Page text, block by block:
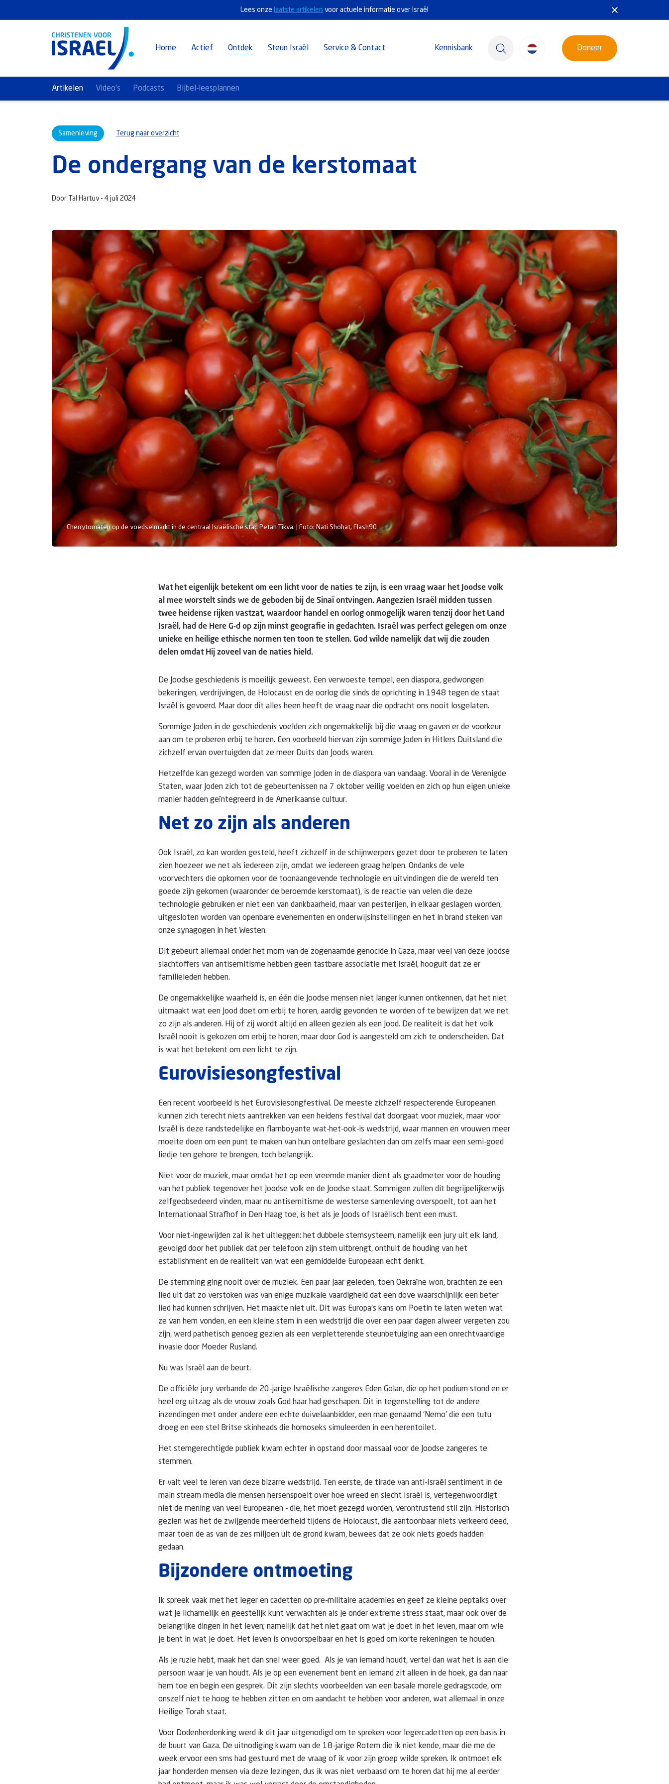
Lees onze laatste artikelen voor actuele informatie over Israël
Home Actief Ontdek Steun Israël Service & Contact Kennisbank Doneer
Artikelen Video's Podcasts Bijbel-leesplannen
Samenleving Terug naar overzicht
De ondergang van de kerstomaat
Door Tal Hartuv - 4 juli 2024
Cherrytomaten op de voedselmarkt in de centraal Israëlische stad Petah Tikva. | Foto: Nati Shohat, Flash90
Wat het eigenlijk betekent om een licht voor de naties te zijn, is een vraag waar het Joodse volk
al mee worstelt sinds we de geboden bij de Sinaï ontvingen. Aangezien Israël midden tussen
twee heidense rijken vastzat, waardoor handel en oorlog onmogelijk waren tenzij door het Land
Israël, had de Here G-d op zijn minst geografie in gedachten. Israël was perfect gelegen om onze
unieke en heilige ethische normen ten toon te stellen. God wilde namelijk dat wij die zouden
delen omdat Hij zoveel van de naties hield.
De Joodse geschiedenis is moeilijk geweest. Een verwoeste tempel, een diaspora, gedwongen
bekeringen, verdrijvingen, de Holocaust en de oorlog die sinds de oprichting in 1948 tegen de staat
Israël is gevoerd. Maar door dit alles heen heeft de vraag naar die opdracht ons nooit losgelaten.
Sommige Joden in de geschiedenis voelden zich ongemakkelijk bij die vraag en gaven er de voorkeur
aan om te proberen erbij te horen. Een voorbeeld hiervan zijn sommige Joden in Hitlers Duitsland die
zichzelf ervan overtuigden dat ze meer Duits dan Joods waren.
Hetzelfde kan gezegd worden van sommige Joden in de diaspora van vandaag. Vooral in de Verenigde
Staten, waar Joden zich tot de gebeurtenissen na 7 oktober veilig voelden en zich op hun eigen unieke
manier hadden geïntegreerd in de Amerikaanse cultuur.
Net zo zijn als anderen
Ook Israël, zo kan worden gesteld, heeft zichzelf in de schijnwerpers gezet door te proberen te laten
zien hoezeer we net als iedereen zijn, omdat we iedereen graag helpen. Ondanks de vele
voorvechters die opkomen voor de toonaangevende technologie en uitvindingen die de wereld ten
goede zijn gekomen (waaronder de beroemde kerstomaat), is de reactie van velen die deze
technologie gebruiken er niet een van dankbaarheid, maar van pesterijen, in elkaar geslagen worden,
uitgesloten worden van openbare evenementen en onderwijsinstellingen en het in brand steken van
onze synagogen in het Westen.
Dit gebeurt allemaal onder het mom van de zogenaamde genocide in Gaza, maar veel van deze Joodse
slachtoffers van antisemitisme hebben geen tastbare associatie met Israël, hooguit dat ze er
familieleden hebben.
De ongemakkelijke waarheid is, en één die Joodse mensen niet langer kunnen ontkennen, dat het niet
uitmaakt wat een Jood doet om erbij te horen, aardig gevonden te worden of te bewijzen dat we net
zo zijn als anderen. Hij of zij wordt altijd en alleen gezien als een Jood. De realiteit is dat het volk
Israël nooit is gekozen om erbij te horen, maar door God is aangesteld om zich te onderscheiden. Dat
is wat het betekent om een licht te zijn.
Eurovisiesongfestival
Een recent voorbeeld is het Eurovisiesongfestival. De meeste zichzelf respecterende Europeanen
kunnen zich terecht niets aantrekken van een heidens festival dat doorgaat voor muziek, maar voor
Israël is deze randstedelijke en flamboyante wat-het-ook-is wedstrijd, waar mannen en vrouwen meer
moeite doen om een punt te maken van hun ontelbare geslachten dan om zelfs maar een semi-goed
liedje ten gehore te brengen, toch belangrijk.
Niet voor de muziek, maar omdat het op een vreemde manier dient als graadmeter voor de houding
van het publiek tegenover het Joodse volk en de Joodse staat. Sommigen zullen dit begrijpelijkerwijs
zelfgeobsedeerd vinden, maar nu antisemitisme de westerse samenleving overspoelt, tot aan het
Internationaal Strafhof in Den Haag toe, is het als je Joods of Israëlisch bent een must.
Voor niet-ingewijden zal ik het uitleggen: het dubbele stemsysteem, namelijk een jury uit elk land,
gevolgd door het publiek dat per telefoon zijn stem uitbrengt, onthult de houding van het
establishment en de realiteit van wat een gemiddelde Europeaan echt denkt.
De stemming ging nooit over de muziek. Een paar jaar geleden, toen Oekraïne won, brachten ze een
lied uit dat zo verstoken was van enige muzikale vaardigheid dat een dove waarschijnlijk een beter
lied had kunnen schrijven. Het maakte niet uit. Dit was Europa's kans om Poetin te laten weten wat
ze van hem vonden, en een kleine stem in een wedstrijd die over een paar dagen alweer vergeten zou
zijn, werd pathetisch genoeg gezien als een verpletterende steunbetuiging aan een onrechtvaardige
invasie door Moeder Rusland.
Nu was Israël aan de beurt.
De officiële jury verbande de 20-jarige Israëlische zangeres Eden Golan, die op het podium stond en er
heel erg uitzag als de vrouw zoals God haar had geschapen. Dit in tegenstelling tot de andere
inzendingen met onder andere een echte duivelaanbidder, een man genaamd ‘Nemo’ die een tutu
droeg en een stel Britse skinheads die homoseks simuleerden in een herentoilet.
Het stemgerechtigde publiek kwam echter in opstand door massaal voor de Joodse zangeres te
stemmen.
Er valt veel te leren van deze bizarre wedstrijd. Ten eerste, de tirade van anti-Israël sentiment in de
main stream media die mensen hersenspoelt over hoe wreed en slecht Israël is, vertegenwoordigt
niet de mening van veel Europeanen - die, het moet gezegd worden, verontrustend stil zijn. Historisch
gezien was het de zwijgende meerderheid tijdens de Holocaust, die aantoonbaar niets verkeerd deed,
maar toen de as van de zes miljoen uit de grond kwam, bewees dat ze ook niets goeds hadden
gedaan.
Bijzondere ontmoeting
Ik spreek vaak met het leger en cadetten op pre-militaire academies en geef ze kleine peptalks over
wat je lichamelijk en geestelijk kunt verwachten als je onder extreme stress staat, maar ook over de
belangrijke dingen in het leven; namelijk dat het niet gaat om wat je doet in het leven, maar om wie
je bent in wat je doet. Het leven is onvoorspelbaar en het is goed om korte rekeningen te houden.
Als je ruzie hebt, maak het dan snel weer goed. Als je van iemand houdt, vertel dan wat het is aan die
persoon waar je van houdt. Als je op een evenement bent en iemand zit alleen in de hoek, ga dan naar
hem toe en begin een gesprek. Dit zijn slechts voorbeelden van een basale morele gedragscode, om
onszelf niet te hoog te hebben zitten en om aandacht te hebben voor anderen, wat allemaal in onze
Heilige Torah staat.
Voor Dodenherdenking werd ik dit jaar uitgenodigd om te spreken voor legercadetten op een basis in
de buurt van Gaza. De uitnodiging kwam van de 18-jarige Rotem die ik niet kende, maar die me de
week ervoor een sms had gestuurd met de vraag of ik voor zijn groep wilde spreken. Ik ontmoet elk
jaar honderden mensen via deze lezingen, dus ik was niet verbaasd om te horen dat hij me al eerder